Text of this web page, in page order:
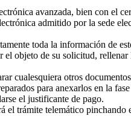
avanzada, bien con el
admitido por la sede
toda la información de
objeto de su solicitud,
cualesquiera otros
para anexarlos en la
el justificante de pago.
el trámite telemático